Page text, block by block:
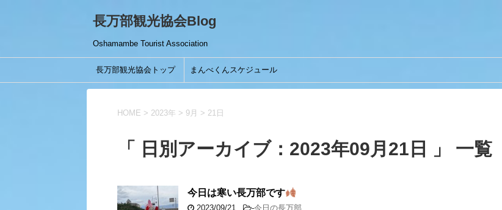
長万部観光協会Blog
Oshamambe Tourist Association
長万部観光協会トップ まんべくんスケジュール
HOME > 2023年 > 9月 > 21日
「 日別アーカイブ：2023年09月21日 」 一覧
今日は寒い長万部です
2023/09/21 -今日の長万部